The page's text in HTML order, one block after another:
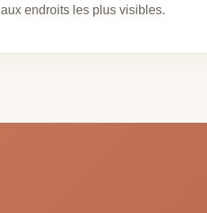
aux endroits les plus visibles.